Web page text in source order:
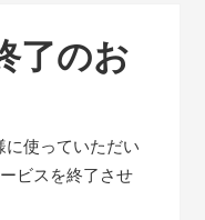
了のお
使っていただい
ビスを終了させ